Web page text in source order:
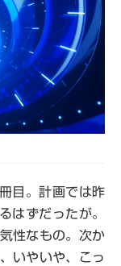
目。計画では昨
はずだったが。
性なもの。次か
いやいや、こっ